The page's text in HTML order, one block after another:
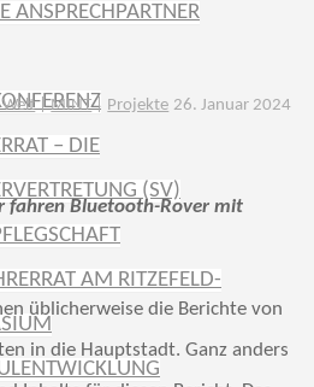
ANSPRECHPARTNER
– DIE
(SV)
AM RITZEFELD-
Welt | MINT | Projekte 26. Januar 2024
fahren Bluetooth-Rover mit
üblicherweise die Berichte von
in die Hauptstadt. Ganz anders